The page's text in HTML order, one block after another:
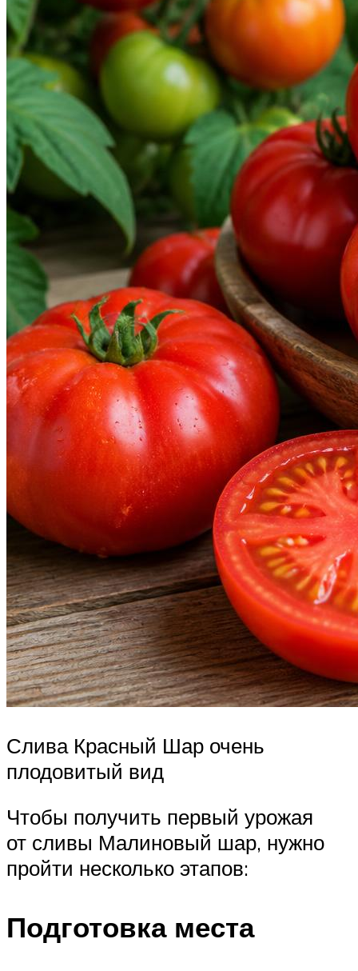
Слива Красный Шар очень
плодовитый вид
Чтобы получить первый урожая
от сливы Малиновый шар, нужно
пройти несколько этапов:
Подготовка места